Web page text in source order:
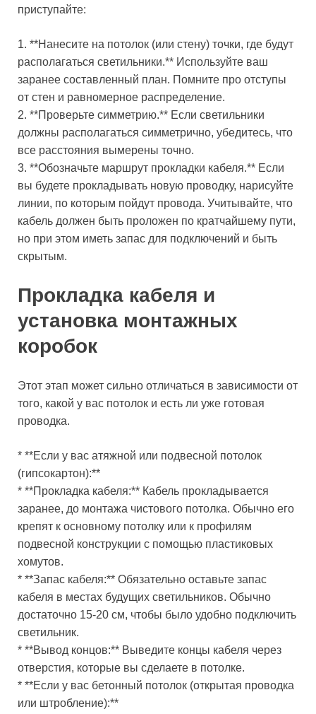
приступайте:
1. **Нанесите на потолок (или стену) точки, где будут
располагаться светильники.** Используйте ваш
заранее составленный план. Помните про отступы
от стен и равномерное распределение.
2. **Проверьте симметрию.** Если светильники
должны располагаться симметрично, убедитесь, что
все расстояния вымерены точно.
3. **Обозначьте маршрут прокладки кабеля.** Если
вы будете прокладывать новую проводку, нарисуйте
линии, по которым пойдут провода. Учитывайте, что
кабель должен быть проложен по кратчайшему пути,
но при этом иметь запас для подключений и быть
скрытым.
Прокладка кабеля и
установка монтажных
коробок
Этот этап может сильно отличаться в зависимости от
того, какой у вас потолок и есть ли уже готовая
проводка.
* **Если у вас атяжной или подвесной потолок
(гипсокартон):**
* **Прокладка кабеля:** Кабель прокладывается
заранее, до монтажа чистового потолка. Обычно его
крепят к основному потолку или к профилям
подвесной конструкции с помощью пластиковых
хомутов.
* **Запас кабеля:** Обязательно оставьте запас
кабеля в местах будущих светильников. Обычно
достаточно 15-20 см, чтобы было удобно подключить
светильник.
* **Вывод концов:** Выведите концы кабеля через
отверстия, которые вы сделаете в потолке.
* **Если у вас бетонный потолок (открытая проводка
или штробление):**